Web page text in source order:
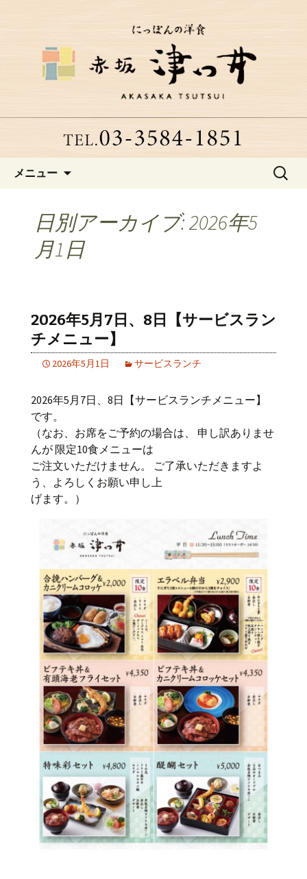
赤坂にある老舗洋食店「津つ
井」からのお知らせ
メニュー
検
日別アーカイブ: 2026年5
月1日
2026年5月7日、8日【サービスラン
チメニュー】
2026年5月1日 サービスランチ
2026年5月7日、8日【サービスランチメニュー】
です。
（なお、お席をご予約の場合は、 申し訳ありませ
んが 限定10食メニューは
ご注文いただけません。 ご了承いただきますよ
う、よろしくお願い申し上
げます。）